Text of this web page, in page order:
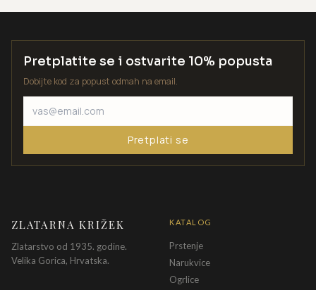
Pretplatite se i ostvarite 10% popusta
Dobijte kod za popust odmah na email.
Pretplati se
ZLATARNA KRIŽEK
Zlatarstvo od 1935. godine.
Velika Gorica, Hrvatska.
KATALOG
Prstenje
Narukvice
Ogrlice